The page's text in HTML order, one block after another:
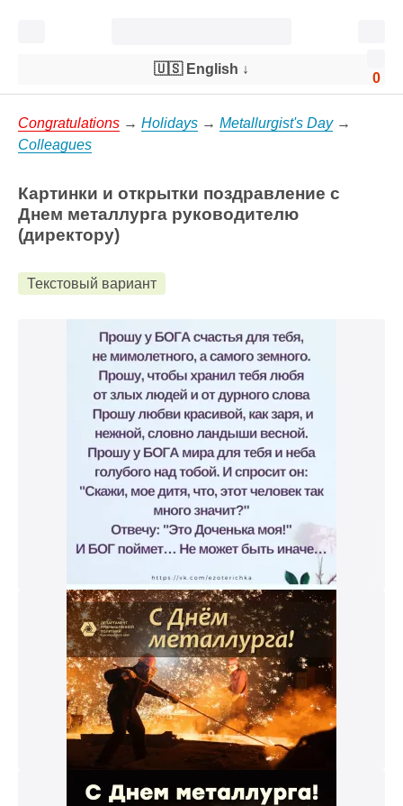
0
🇺🇸 English ↓
Congratulations → Holidays → Metallurgist's Day→
Colleagues
Картинки и открытки поздравление с
Днем металлурга руководителю
(директору)
Текстовый вариант